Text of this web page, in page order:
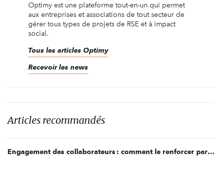
Optimy est une plateforme tout-en-un qui permet
aux entreprises et associations de tout secteur de
gérer tous types de projets de RSE et à impact
social.
Tous les articles Optimy
Recevoir les news
Articles recommandés
Engagement des collaborateurs : comment le renforcer par le volontariat